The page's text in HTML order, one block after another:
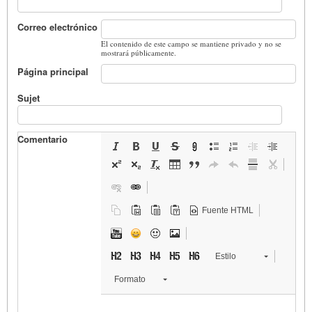
Correo electrónico
El contenido de este campo se mantiene privado y no se
mostrará públicamente.
Página principal
Sujet
Comentario
Fuente HTML
Estilo
Formato